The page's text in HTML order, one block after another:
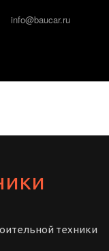
info@baucar.ru
техники